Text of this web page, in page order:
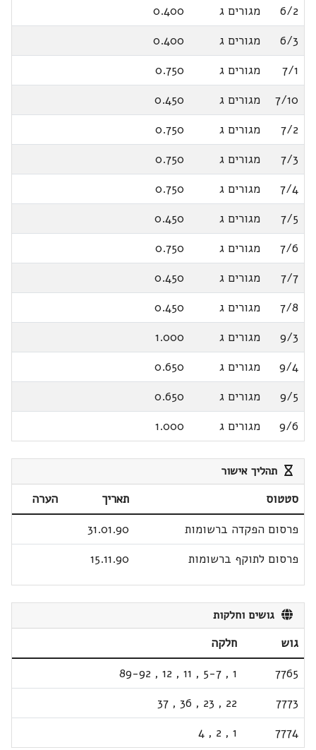
6/2
מגורים ג
0.400
6/3
מגורים ג
0.400
7/1
מגורים ג
0.750
7/10
מגורים ג
0.450
7/2
מגורים ג
0.750
7/3
מגורים ג
0.750
7/4
מגורים ג
0.750
7/5
מגורים ג
0.450
7/6
מגורים ג
0.750
7/7
מגורים ג
0.450
7/8
מגורים ג
0.450
9/3
מגורים ג
1.000
9/4
מגורים ג
0.650
9/5
מגורים ג
0.650
9/6
מגורים ג 1.000
תהליך אישור
סטטוס תאריך
הערה
פרסום הפקדה ברשומות
31.01.90
פרסום לתוקף ברשומות
15.11.90
גושים וחלקות
גוש
חלקה
7765
1
,
5-7
,
11
,
12
,
89-92
7773
22
,
23
,
36
,
37
7774
1
,
2
,
4